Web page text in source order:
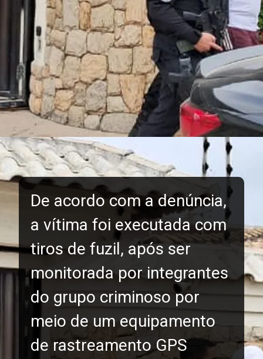
De acordo com a denúncia,
a vítima foi executada com
tiros de fuzil, após ser
monitorada por integrantes
do grupo criminoso por
meio de um equipamento
de rastreamento GPS